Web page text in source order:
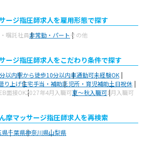
ージ指圧師求人を雇用形態で探す
嘱託社員非常勤・パートその他
ージ指圧師求人をこだわり条件で探す
以内駅から徒歩10分以内車通勤可未経験OK
り上げ住宅手当・補助託児所・育児補助土日祝休
面接OK2027年4月入職可夏～秋入職可1月入職可
摩マッサージ指圧師求人を再検索
県千葉県神奈川県山梨県